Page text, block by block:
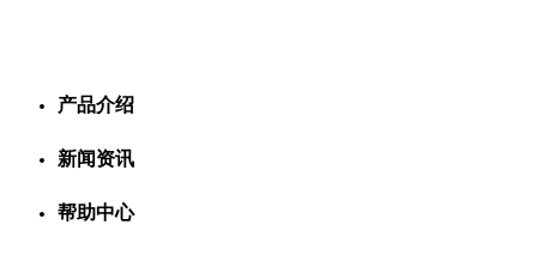
产品介绍
新闻资讯
帮助中心